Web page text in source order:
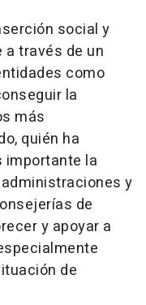
social y
través de un
como
la
más
quién ha
importante la
y
de
y apoyar a
de